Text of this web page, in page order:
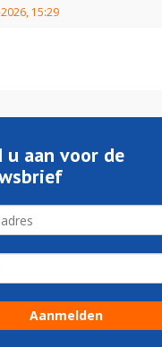
15:29
u aan voor de